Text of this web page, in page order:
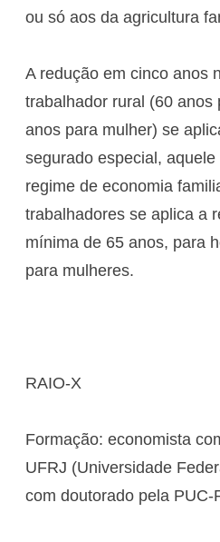
ou só aos da agricultura
A redução em cinco anos
trabalhador rural (60 anos
anos para mulher) se
segurado especial,
regime de economia
trabalhadores se aplica a
mínima de 65 anos, para
para mulheres.
RAIO-X
Formação: economista
UFRJ (Universidade
com doutorado pela PUC-